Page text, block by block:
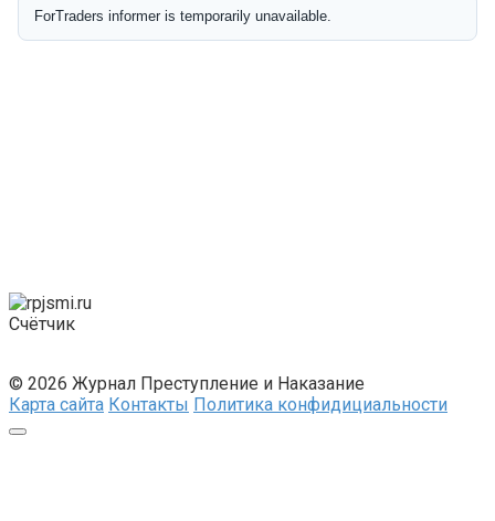
Счётчик
© 2026 Журнал Преступление и Наказание
Карта сайта Контакты Политика конфидициальности